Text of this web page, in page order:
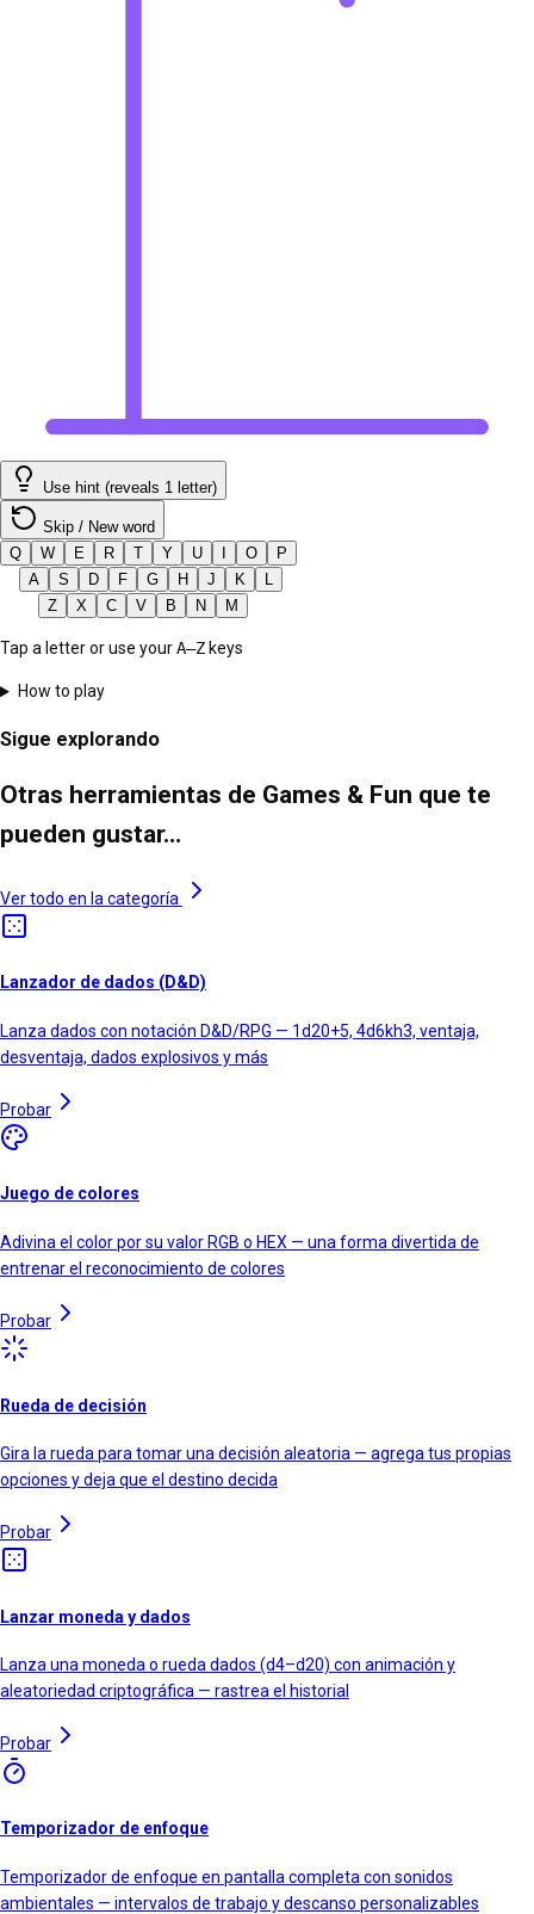
Use hint (reveals 1 letter)
Skip / New word
Q
W E R T Y U O
P
A
S D F G H J K
L
Z
X C V B N M
Tap a letter or use yourA–Z keys
How to play
Sigue explorando
Otras herramientas de Games & Fun que te
pueden gustar…
Ver todo en la categoría
Lanzador de dados (D&D)
Lanza dados con notación D&D/RPG — 1d20+5, 4d6kh3, ventaja,
desventaja, dados explosivos y más
Probar
Juego de colores
Adivina el color por su valor RGB o HEX — una forma divertida de
entrenar el reconocimiento de colores
Probar
Rueda de decisión
Gira la rueda para tomar una decisión aleatoria — agrega tus propias
opciones y deja que el destino decida
Probar
Lanzar moneda y dados
Lanza una moneda o rueda dados (d4–d20) con animación y
aleatoriedad criptográfica — rastrea el historial
Probar
Temporizador de enfoque
Temporizador de enfoque en pantalla completa con sonidos
ambientales — intervalos de trabajo y descanso personalizables